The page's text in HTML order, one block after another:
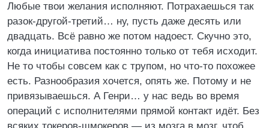
Любые твои желания исполняют. Потрахаешься так
разок-другой-третий… ну, пусть даже десять или
двадцать. Всё равно же потом надоест. Скучно это,
когда инициатива постоянно только от тебя исходит.
Не то чтобы совсем как с трупом, но что-то похожее
есть. Разнообразия хочется, опять же. Потому и не
привязываешься. А Генри… у нас ведь во время
операций с исполнителями прямой контакт идёт. Без